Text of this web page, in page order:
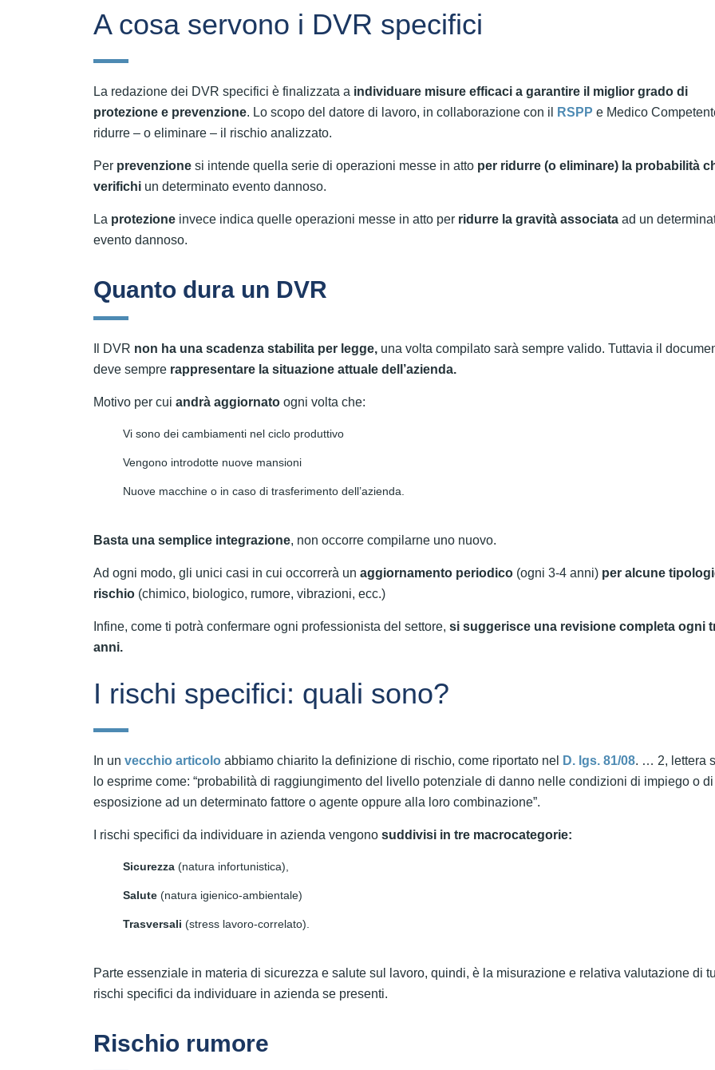
A cosa servono i DVR specifici
La redazione dei DVR specifici è finalizzata a individuare misure efficaci a garantire il miglior grado di
protezione e prevenzione. Lo scopo del datore di lavoro, in collaborazione con il RSPP e Medico
ridurre – o eliminare – il rischio analizzato.
Per prevenzione si intende quella serie di operazioni messe in atto per ridurre (o eliminare) la probabilità
verifichi un determinato evento dannoso.
La protezione invece indica quelle operazioni messe in atto per ridurre la gravità associata ad un
evento dannoso.
Quanto dura un DVR
Il DVR non ha una scadenza stabilita per legge, una volta compilato sarà sempre valido. Tuttavia il
deve sempre rappresentare la situazione attuale dell’azienda.
Motivo per cui andrà aggiornato ogni volta che:
Vi sono dei cambiamenti nel ciclo produttivo
Vengono introdotte nuove mansioni
Nuove macchine o in caso di trasferimento dell’azienda.
Basta una semplice integrazione, non occorre compilarne uno nuovo.
Ad ogni modo, gli unici casi in cui occorrerà un aggiornamento periodico (ogni 3-4 anni) per alcune
rischio (chimico, biologico, rumore, vibrazioni, ecc.)
Infine, come ti potrà confermare ogni professionista del settore, si suggerisce una revisione completa ogni
anni.
I rischi specifici: quali sono?
In un vecchio articolo abbiamo chiarito la definizione di rischio, come riportato nel D. lgs. 81/08. … 2, lettera
lo esprime come: “probabilità di raggiungimento del livello potenziale di danno nelle condizioni di impiego o di
esposizione ad un determinato fattore o agente oppure alla loro combinazione”.
I rischi specifici da individuare in azienda vengono suddivisi in tre macrocategorie:
Sicurezza (natura infortunistica),
Salute (natura igienico-ambientale)
Trasversali (stress lavoro-correlato).
Parte essenziale in materia di sicurezza e salute sul lavoro, quindi, è la misurazione e relativa valutazione di
rischi specifici da individuare in azienda se presenti.
Rischio rumore